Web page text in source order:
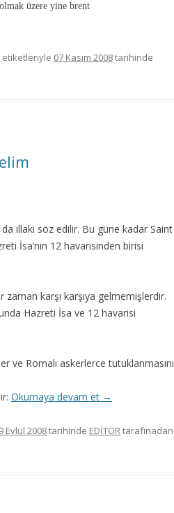
üzere yine brent
etiketleriyle 07 Kasım 2008tarihinde
illaki söz edilir. Bu güne kadar Saint
İsa’nın 12 havarisinden birisi
zaman karşı karşıya gelmemişlerdir.
Hazreti İsa ve 12 havarisi
ve Romalı askerlerce tutuklanmasını
Okumaya devam et →
Eylül 2008tarihinde EDİTÖRtarafınadan